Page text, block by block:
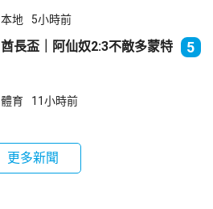
本地 5小時前
酋長盃｜阿仙奴2:3不敵多蒙特 5
體育 11小時前
更多新聞